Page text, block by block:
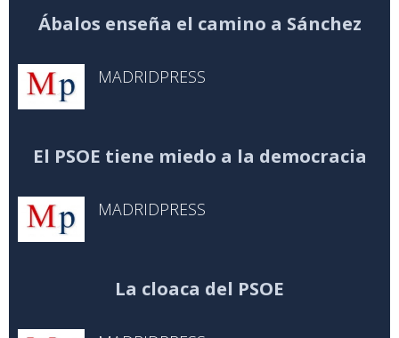
Ábalos enseña el camino a Sánchez
MADRIDPRESS
El PSOE tiene miedo a la democracia
MADRIDPRESS
La cloaca del PSOE